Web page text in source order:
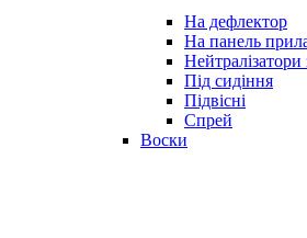
На дефлектор
На панель
Нейтралізатори
Під сидіння
Підвісні
Спрей
Воски